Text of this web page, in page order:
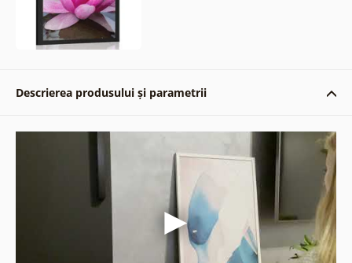
Descrierea produsului și parametrii